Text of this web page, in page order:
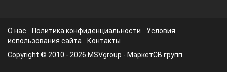
О нас Политика конфиденциальности
Условия
использования сайта
Контакты
Copyright © 2010 - 2026 MSVgroup - МаркетСВ групп